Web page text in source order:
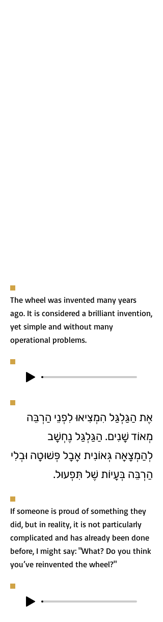
The wheel was invented many years
ago. It is considered a brilliant invention,
yet simple and without many
operational problems.
אֶת הַגַּלְגַּל הִמְצִיאוּ לִפְנֵי הַרְבֵּה
מְאוֹד שָׁנִים. הַגַּלְגַּל נֶחְשָׁב
לְהַמְצָאָה גְּאוֹנִית אֲבָל פְּשׁוּטָה וּבְלִי
הַרְבֵּה בְּעָיוֹת שֶׁל תִּפְעוּל.
If someone is proud of something they
did, but in reality, it is not particularly
complicated and has already been done
before, I might say: "What? Do you think
you’ve reinvented the wheel?"